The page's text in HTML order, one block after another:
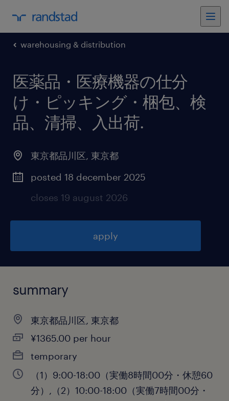
warehousing & distribution
医薬品・医療機器の仕分
け・ピッキング・梱包、検
品、清掃、入出荷.
東京都品川区, 東京都
posted 18 december 2025
closes 19 august 2026
apply
summary
東京都品川区, 東京都
¥1365.00 per hour
temporary
（1）9:00-18:00（実働8時間00分・休憩60
分）,（2）10:00-18:00（実働7時間00分・